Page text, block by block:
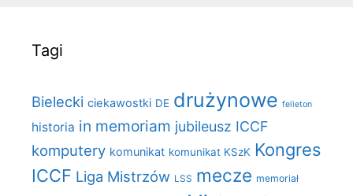
Tagi
Bielecki ciekawostki DE drużynowe felieton
historia in memoriam jubileusz ICCF
komputery komunikat komunikat KSzK Kongres
ICCF Liga Mistrzów LSS mecze memoriał